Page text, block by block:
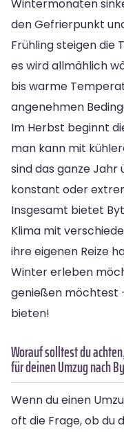
Wintermonaten
den Gefrierpunkt
Frühling steigen die
es wird allmählich
bis warme
angenehmen
Im Herbst beginnt
man kann mit
sind das ganze Jahr
konstant oder
Insgesamt bietet
Klima mit
ihre eigenen Reize
Winter erleben
genießen möchtest
bieten!
Worauf solltest du
für deinen Umzug nach
Wenn du einen
oft die Frage, ob du